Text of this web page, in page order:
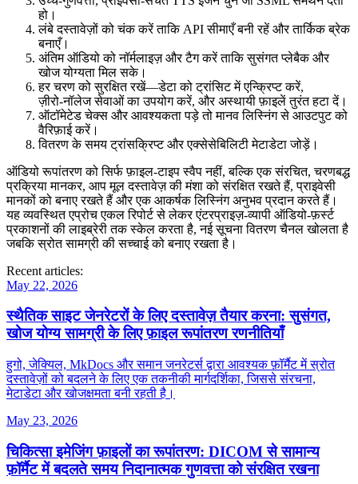
हो।
लंबे दस्तावेज़ों को चंक करें ताकि API सीमाएँ बनी रहें और तार्किक ब्रेक
बनाएँ।
अंतिम ऑडियो को नॉर्मलाइज़ और टैग करें ताकि सुसंगत प्लेबैक और
खोज योग्यता मिल सके।
हर चरण को सुरक्षित रखें—डेटा को ट्रांसिट में एन्क्रिप्ट करें,
ज़ीरो‑नॉलेज सेवाओं का उपयोग करें, और अस्थायी फ़ाइलें तुरंत हटा दें।
ऑटॉमेटेड चेक्स और आवश्यकता पड़े तो मानव लिस्निंग से आउटपुट को
वैरिफ़ाई करें।
वितरण के समय ट्रांसक्रिप्ट और एक्सेसेबिलिटी मेटाडेटा जोड़ें।
ऑडियो रूपांतरण को सिर्फ फ़ाइल‑टाइप स्वैप नहीं, बल्कि एक संरचित, चरणबद्ध
प्रक्रिया मानकर, आप मूल दस्तावेज़ की मंशा को संरक्षित रखते हैं, प्राइवेसी
मानकों को बनाए रखते हैं और एक आकर्षक लिस्निंग अनुभव प्रदान करते हैं।
यह व्यवस्थित एप्रोच एकल रिपोर्ट से लेकर एंटरप्राइज़‑व्यापी ऑडियो‑फ़र्स्ट
प्रकाशनों की लाइब्रेरी तक स्केल करता है, नई सूचना वितरण चैनल खोलता है
जबकि स्रोत सामग्री की सच्चाई को बनाए रखता है।
Recent articles:
May 22, 2026
स्थैतिक साइट जेनरेटरों के लिए दस्तावेज़ तैयार करना: सुसंगत,
खोज योग्य सामग्री के लिए फ़ाइल रूपांतरण रणनीतियाँ
हुगो, जेक्यिल, MkDocs और समान जनरेटर्स द्वारा आवश्यक फ़ॉर्मैट में स्रोत
दस्तावेज़ों को बदलने के लिए एक तकनीकी मार्गदर्शिका, जिससे संरचना,
मेटाडेटा और खोजक्षमता बनी रहती है।
May 23, 2026
चिकित्सा इमेजिंग फ़ाइलों का रूपांतरण: DICOM से सामान्य
फ़ॉर्मैट में बदलते समय निदानात्मक गुणवत्ता को संरक्षित रखना